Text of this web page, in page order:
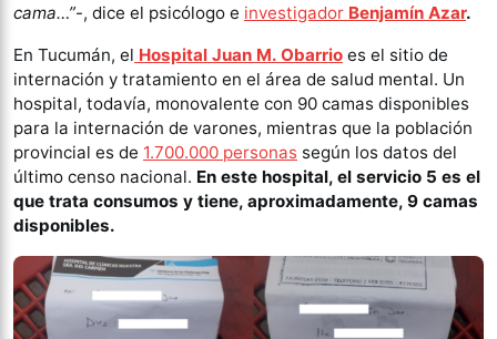
cama…”-, dice el psicólogo e investigador Benjamín Azar.
En Tucumán, el Hospital Juan M. Obarrio es el sitio de
internación y tratamiento en el área de salud mental. Un
hospital, todavía, monovalente con 90 camas disponibles
para la internación de varones, mientras que la población
provincial es de 1.700.000 personas según los datos del
último censo nacional. En este hospital, el servicio 5 es el
que trata consumos y tiene, aproximadamente, 9 camas
disponibles.